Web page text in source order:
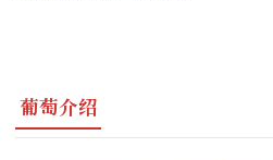
葡萄介绍